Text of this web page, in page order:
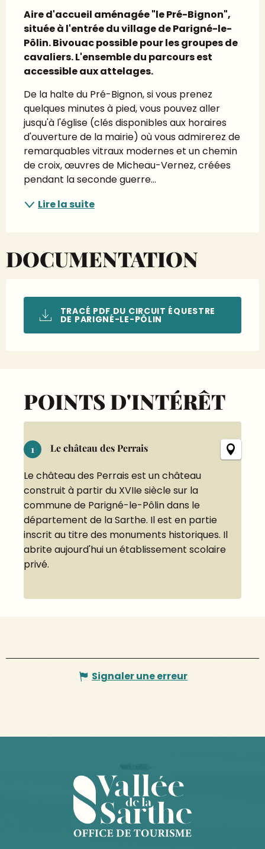
Aire d'accueil aménagée "le Pré-Bignon",
située à l'entrée du village de Parigné-le-
Pôlin. Bivouac possible pour les groupes de
cavaliers. L'ensemble du parcours est
accessible aux attelages.
De la halte du Pré-Bignon, si vous prenez
quelques minutes à pied, vous pouvez aller
jusqu'à l'église (clés disponibles aux horaires
d'ouverture de la mairie) où vous admirerez de
remarquables vitraux modernes et un chemin
de croix, œuvres de Micheau-Vernez, créées
pendant la seconde guerre...
Lire la suite
DOCUMENTATION
TRACÉ PDF DU CIRCUIT ÉQUESTRE
DE PARIGNÉ-LE-PÔLIN
POINTS D'INTÉRÊT
1 Le château des Perrais
Le château des Perrais est un château
construit à partir du XVIIe siècle sur la
commune de Parigné-le-Pôlin dans le
département de la Sarthe. Il est en partie
inscrit au titre des monuments historiques. Il
abrite aujourd'hui un établissement scolaire
privé.
Signaler une erreur